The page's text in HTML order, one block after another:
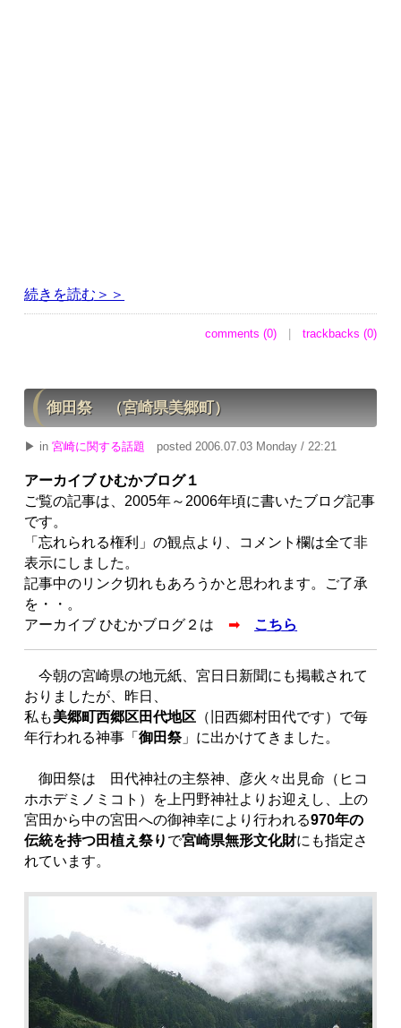
続きを読む＞＞
comments (0)| trackbacks (0)
御田祭 （宮崎県美郷町）
▶ in宮崎に関する話題 posted 2006.07.03 Monday / 22:21
アーカイブ ひむかブログ１
ご覧の記事は、2005年～2006年頃に書いたブログ記事
です。
「忘れられる権利」の観点より、コメント欄は全て非
表示にしました。
記事中のリンク切れもあろうかと思われます。ご了承
を・・。
アーカイブ ひむかブログ２は ➡ こちら
今朝の宮崎県の地元紙、宮日日新聞にも掲載されて
おりましたが、昨日、
私も美郷町西郷区田代地区 （旧西郷村田代です）で毎
年行われる神事「御田祭」に出かけてきました。
御田祭は 田代神社の主祭神、彦火々出見命（ヒコ
ホホデミノミコト）を上円野神社よりお迎えし、上の
宮田から中の宮田への御神幸により行われる970年の
伝統を持つ田植え祭り で宮崎県無形文化財にも指定さ
れています。